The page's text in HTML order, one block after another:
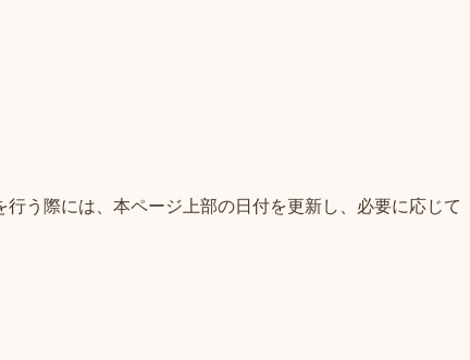
う際には、本ページ上部の日付を更新し、必要に応じて